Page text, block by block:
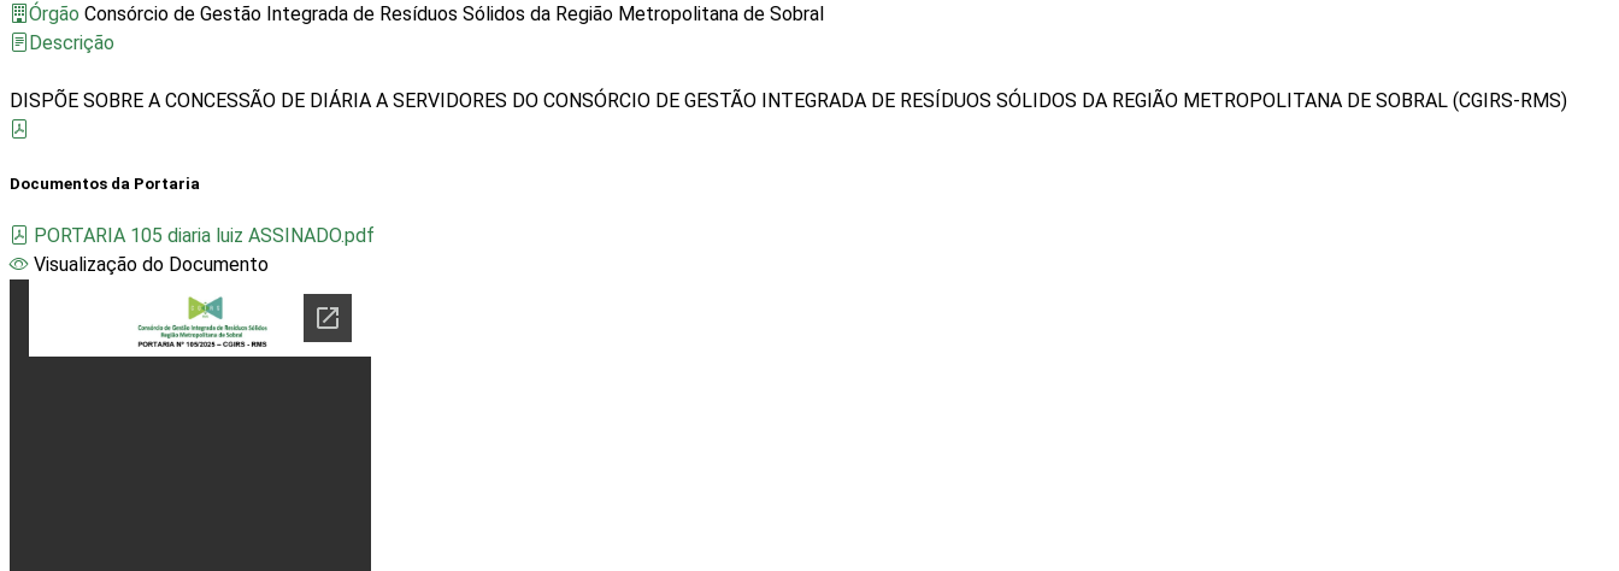
Órgão Consórcio de Gestão Integrada de Resíduos Sólidos da Região Metropolitana de Sobral
Descrição
Documentos da Portaria
PORTARIA 105 diaria luiz ASSINADO.pdf
Visualização do Documento